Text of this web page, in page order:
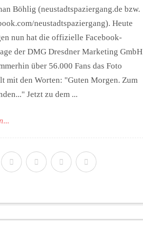
Böhlig (neustadtspaziergang.de bzw.
neustadtspaziergang). Heute
nun hat die offizielle Facebook-
der DMG Dresdner Marketing GmbH
über 56.000 Fans das Foto
mit den Worten: "Guten Morgen. Zum
Jetzt zu dem ...